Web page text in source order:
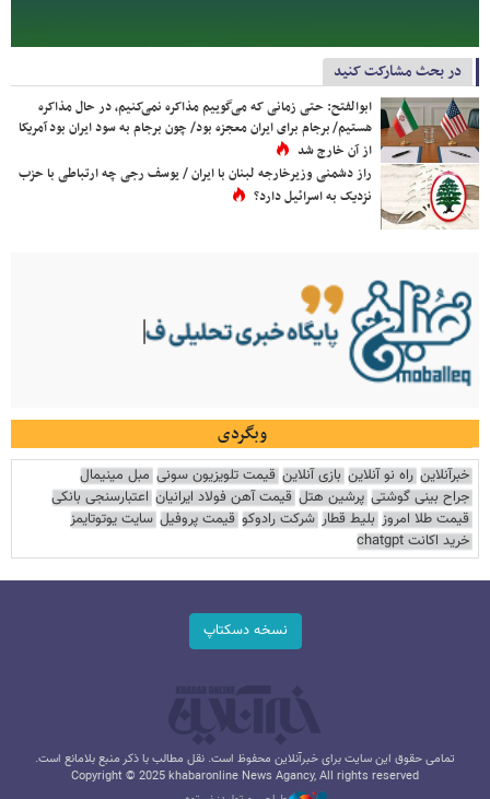
در بحث مشارکت کنید
ابوالفتح: حتی زمانی که می‌گوییم مذاکره نمی‌کنیم، در حال مذاکره
هستیم/ برجام برای ایران معجزه بود/ چون برجام به سود ایران بود آمریکا
از آن خارج شد
راز دشمنی وزیرخارجه لبنان با ایران / یوسف رجی چه ارتباطی با حزب
نزدیک به اسرائیل دارد؟
وبگردی
خبرآنلاین راه نو آنلاین بازی آنلاین قیمت تلویزیون سونی مبل مینیمال
جراح بینی گوشتی پرشین هتل قیمت آهن فولاد ایرانیان اعتبارسنجی بانکی
قیمت طلا امروز بلیط قطار شرکت رادوکو قیمت پروفیل سایت یوتوتایمز
خرید اکانت chatgpt
نسخه دسکتاپ
تمامی حقوق این سایت برای خبرآنلاین محفوظ است. نقل مطالب با ذکر منبع بلامانع است.
Copyright © 2025 khabaronline News Agancy, All rights reserved